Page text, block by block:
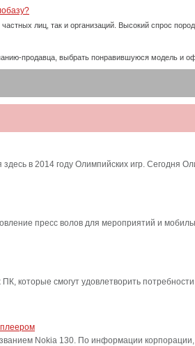
лиц, так и организаций. Высокий спрос
продавца, выбрать понравившуюся модель и
в 2014 году Олимпийских игр. Сегодня
пресс волов для мероприятий и
которые смогут удовлетворить
Nokia 130. По информации